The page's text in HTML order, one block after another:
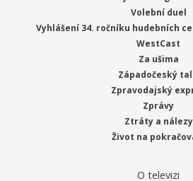
Volební duel
Vyhlášení 34. ročníku hudebních
WestCast
Za ušima
Západočeský
Zpravodajský
Zprávy
Ztráty a nálezy
Život na
O televizi